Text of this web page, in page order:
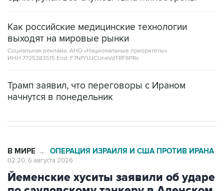
Как российские медицинские технологии
Социальная реклама, АНО «Национальные приоритеты».
ИНН 7725383515 Erid: F7NfYUJCUneVdTRF8PRs
Йеменские хуситы заявили об ударе
по саудовскому танкеру в Аденском
заливе